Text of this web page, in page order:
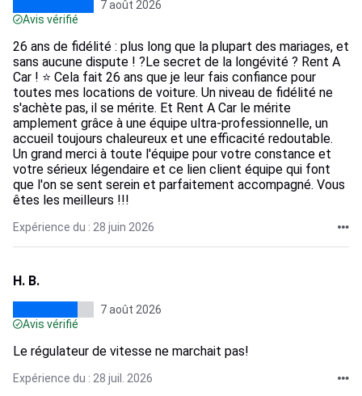
7 août 2026
Avis vérifié
26 ans de fidélité : plus long que la plupart des mariages, et
sans aucune dispute ! ?Le secret de la longévité ? Rent A
Car ! ⭐ Cela fait 26 ans que je leur fais confiance pour
toutes mes locations de voiture. Un niveau de fidélité ne
s'achète pas, il se mérite. Et Rent A Car le mérite
amplement grâce à une équipe ultra-professionnelle, un
accueil toujours chaleureux et une efficacité redoutable.
Un grand merci à toute l'équipe pour votre constance et
votre sérieux légendaire et ce lien client équipe qui font
que l'on se sent serein et parfaitement accompagné. Vous
êtes les meilleurs !!!
Expérience du : 28 juin 2026
H. B.
7 août 2026
Avis vérifié
Le régulateur de vitesse ne marchait pas!
Expérience du : 28 juil. 2026